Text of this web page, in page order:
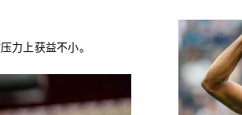
力上获益不小。